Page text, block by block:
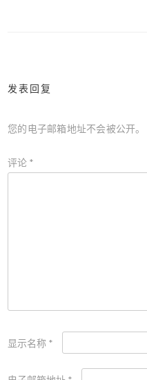
发表回复
您的电子邮箱地址不会被公开。
评论 *
显示名称 *